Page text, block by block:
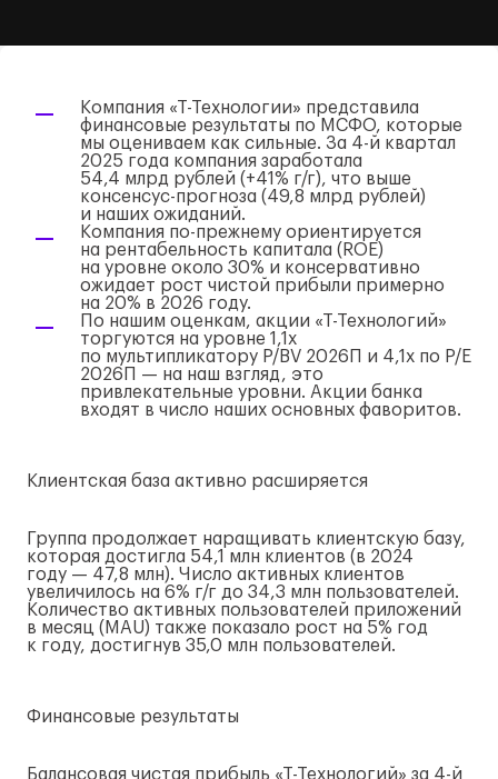
Компания «Т-Технологии» представила
финансовые результаты по МСФО, которые
мы оцениваем как сильные. За 4-й квартал
2025 года компания заработала
54,4 млрд рублей (+41% г/г), что выше
консенсус-прогноза (49,8 млрд рублей)
и наших ожиданий.
Компания по-прежнему ориентируется
на рентабельность капитала (ROE)
на уровне около 30% и консервативно
ожидает рост чистой прибыли примерно
на 20% в 2026 году.
По нашим оценкам, акции «Т-Технологий»
торгуются на уровне 1,1х
по мультипликатору P/BV 2026П и 4,1х по P/E
2026П — на наш взгляд, это
привлекательные уровни. Акции банка
входят в число наших основных фаворитов.
Клиентская база активно расширяется
Группа продолжает наращивать клиентскую базу,
которая достигла 54,1 млн клиентов (в 2024
году — 47,8 млн). Число активных клиентов
увеличилось на 6% г/г до 34,3 млн пользователей.
Количество активных пользователей приложений
в месяц (MAU) также показало рост на 5% год
к году, достигнув 35,0 млн пользователей.
Финансовые результаты
Балансовая чистая прибыль «Т-Технологий» за 4-й